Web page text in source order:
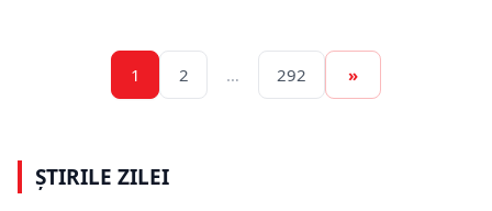
1 2 … 292 »
ȘTIRILE ZILEI